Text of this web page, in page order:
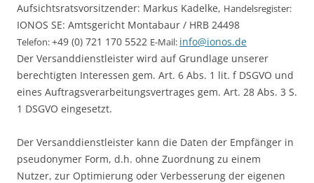
Aufsichtsratsvorsitzender: Markus Kadelke, Handelsregister:
IONOS SE: Amtsgericht Montabaur / HRB 24498
Telefon:+49 (0) 721 170 5522 E-Mail: info@ionos.de
Der Versanddienstleister wird auf Grundlage unserer
berechtigten Interessen gem. Art. 6 Abs. 1 lit. f DSGVO und
eines Auftragsverarbeitungsvertrages gem. Art. 28 Abs. 3 S.
1 DSGVO eingesetzt.
Der Versanddienstleister kann die Daten der Empfänger in
pseudonymer Form, d.h. ohne Zuordnung zu einem
Nutzer, zur Optimierung oder Verbesserung der eigenen